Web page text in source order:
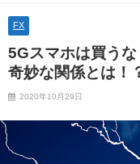
FX
5Gスマホは買う
奇妙な関係とは！
2020年10月29日